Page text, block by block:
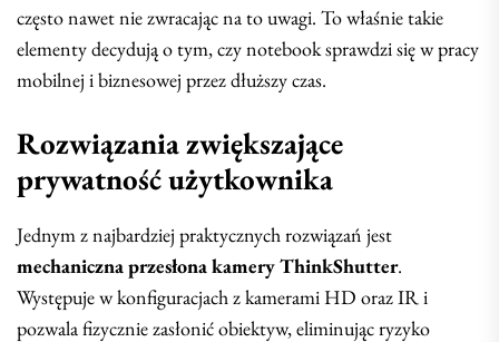
często nawet nie zwracając na to uwagi. To właśnie takie
elementy decydują o tym, czy notebook sprawdzi się w pracy
mobilnej i biznesowej przez dłuższy czas.
Rozwiązania zwiększające
prywatność użytkownika
Jednym z najbardziej praktycznych rozwiązań jest
mechaniczna przesłona kamery ThinkShutter.
Występuje w konfiguracjach z kamerami HD oraz IR i
pozwala fizycznie zasłonić obiektyw, eliminując ryzyko